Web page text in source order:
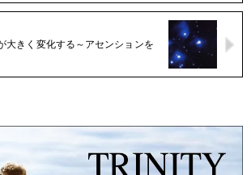
大きく変化する～アセンションを